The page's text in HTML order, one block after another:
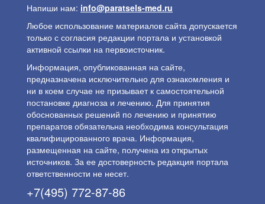
Напиши нам: info@paratsels-med.ru
Любое использование материалов сайта допускается
только с согласия редакции портала и установкой
активной ссылки на первоисточник.
Информация, опубликованная на сайте,
предназначена исключительно для ознакомления и
ни в коем случае не призывает к самостоятельной
постановке диагноза и лечению. Для принятия
обоснованных решений по лечению и принятию
препаратов обязательна необходима консультация
квалифицированного врача. Информация,
размещенная на сайте, получена из открытых
источников. За ее достоверность редакция портала
ответственности не несет.
+7(495) 772-87-86